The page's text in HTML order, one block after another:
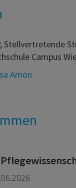
Campus
Amon